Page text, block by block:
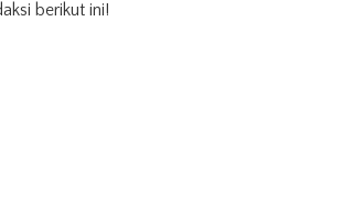
berikut ini!